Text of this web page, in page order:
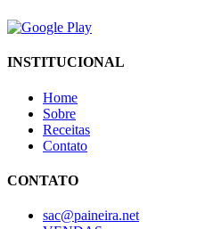
INSTITUCIONAL
Home
Sobre
Receitas
Contato
CONTATO
sac@paineira.net